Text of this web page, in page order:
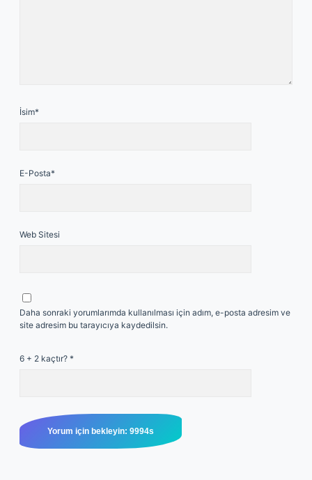
İsim*
E-Posta*
Web Sitesi
Daha sonraki yorumlarımda kullanılması için adım, e-posta adresim ve
site adresim bu tarayıcıya kaydedilsin.
6 + 2 kaçtır? *